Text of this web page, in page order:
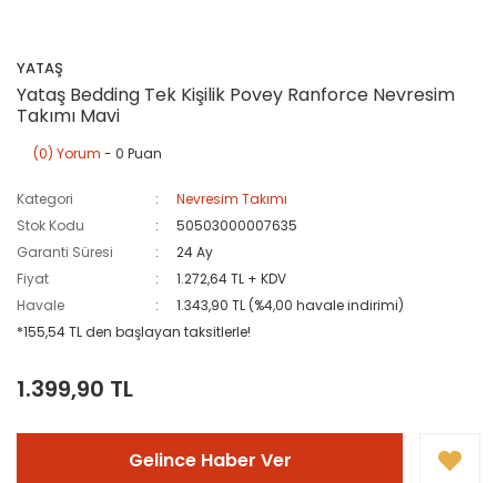
YATAŞ
Yataş Bedding Tek Kişilik Povey Ranforce Nevresim
Takımı Mavi
(0) Yorum - 0 Puan
Kategori
Nevresim Takımı
Stok Kodu
50503000007635
Garanti Süresi
24 Ay
Fiyat
1.272,64 TL + KDV
Havale
1.343,90 TL (%4,00 havale indirimi)
*155,54 TL den başlayan taksitlerle!
1.399,90 TL
Gelince Haber Ver